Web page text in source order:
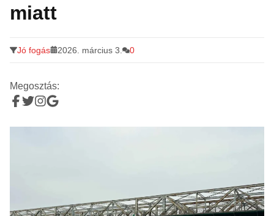
miatt
Jó fogás 2026. március 3. 0
Megosztás: